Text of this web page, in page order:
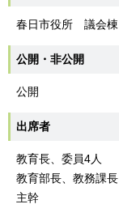
春日市役所 議会
公開・非公開
公開
出席者
教育長、委員4人
教育部長、教務課
主幹